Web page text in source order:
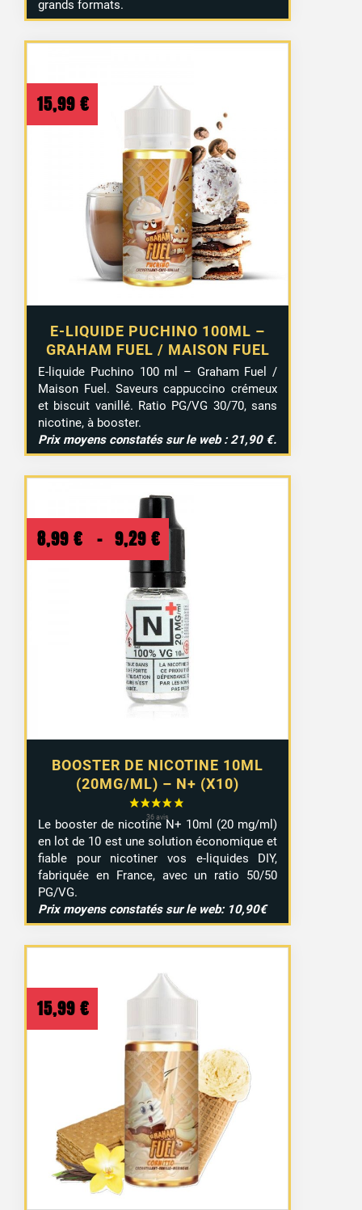
grands formats.
E-LIQUIDE PUCHINO 100ML –
GRAHAM FUEL / MAISON FUEL
15,99 €
E-liquide Puchino 100 ml – Graham Fuel /
Maison Fuel. Saveurs cappuccino crémeux
et biscuit vanillé. Ratio PG/VG 30/70, sans
nicotine, à booster.
Prix moyens constatés sur le web : 21,90 €.
BOOSTER DE NICOTINE 10ML
(20MG/ML) – N+ (X10)
8,99 € – 9,29 € Plage
de
prix :
8,99 €
à
9,29 €
Le booster de nicotine N+ 10ml (20 mg/ml)
en lot de 10 est une solution économique et
fiable pour nicotiner vos e-liquides DIY,
fabriquée en France, avec un ratio 50/50
PG/VG.
Prix moyens constatés sur le web: 10,90€
15,99 €